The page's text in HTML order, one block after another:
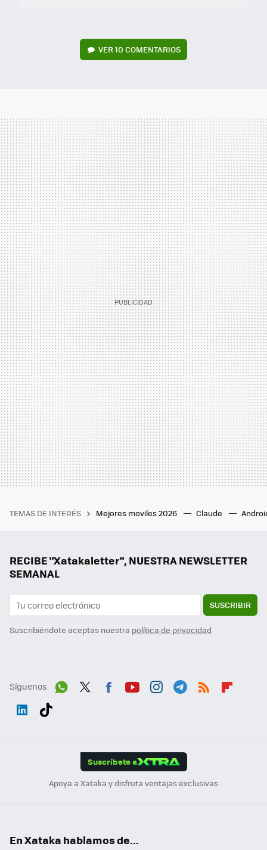
VER10 COMENTARIOS
TEMAS DE INTERÉS Mejores moviles 2026 Claude
RECIBE "Xatakaletter", NUESTRA NEWSLETTER
SEMANAL
SUSCRIBIR
Suscribiéndote aceptas nuestra política de privacidad
Síguenos
Suscríbete a
Apoya a Xataka y disfruta ventajas exclusivas
En Xataka hablamos de...